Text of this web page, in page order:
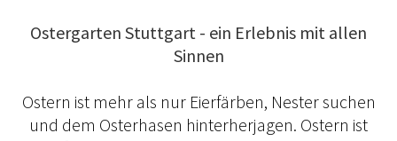
Ostergarten Stuttgart - ein Erlebnis mit allen
Sinnen
Ostern ist mehr als nur Eierfärben, Nester suchen
und dem Osterhasen hinterherjagen. Ostern ist